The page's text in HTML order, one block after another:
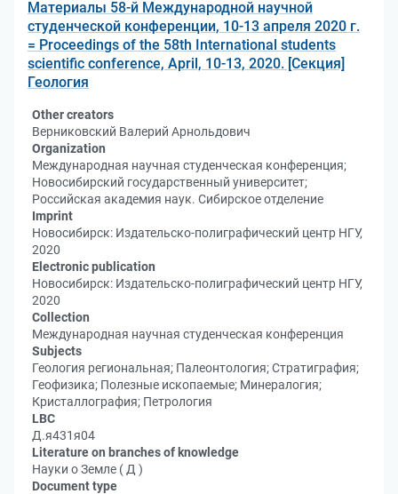
Материалы 58-й Международной научной
студенческой конференции, 10-13 апреля 2020 г.
= Proceedings of the 58th International students
scientific conference, April, 10-13, 2020. [Секция]
Геология
Other creators
Верниковский Валерий Арнольдович
Organization
Международная научная студенческая конференция;
Новосибирский государственный университет;
Российская академия наук. Сибирское отделение
Imprint
Новосибирск: Издательско-полиграфический центр НГУ,
2020
Electronic publication
Новосибирск: Издательско-полиграфический центр НГУ,
2020
Collection
Международная научная студенческая конференция
Subjects
Геология региональная; Палеонтология; Стратиграфия;
Геофизика; Полезные ископаемые; Минералогия;
Кристаллография; Петрология
LBC
Д.я431я04
Literature on branches of knowledge
Науки о Земле ( Д )
Document type